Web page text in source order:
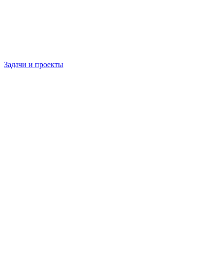
Задачи и проекты